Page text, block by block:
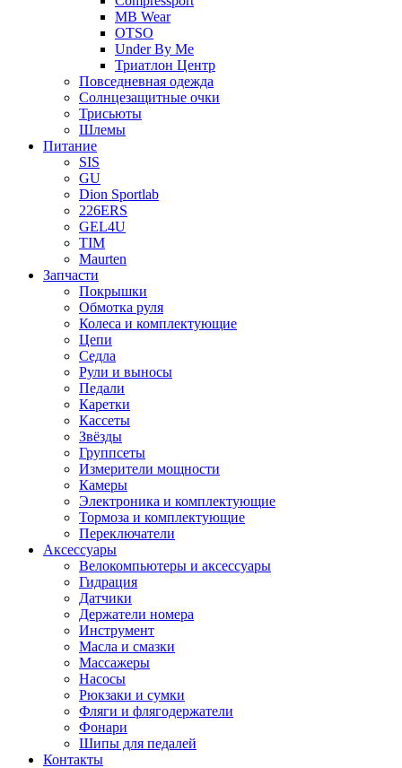
MB Wear
OTSO
Under By Me
Триатлон Центр
Повседневная одежда
Солнцезащитные очки
Трисьюты
Шлемы
Питание
SIS
GU
Dion Sportlab
226ERS
GEL4U
TIM
Maurten
Запчасти
Покрышки
Обмотка руля
Колеса и комплектующие
Цепи
Седла
Рули и выносы
Педали
Каретки
Кассеты
Звёзды
Группсеты
Измерители мощности
Камеры
Электроника и комплектующие
Тормоза и комплектующие
Переключатели
Аксессуары
Велокомпьютеры и аксессуары
Гидрация
Датчики
Держатели номера
Инструмент
Масла и смазки
Массажеры
Насосы
Рюкзаки и сумки
Фляги и флягодержатели
Фонари
Шипы для педалей
Контакты